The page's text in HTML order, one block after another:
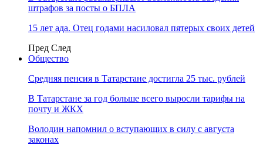
штрафов за посты о БПЛА
15 лет ада. Отец годами насиловал пятерых своих детей
Пред След
Общество
Средняя пенсия в Татарстане достигла 25 тыс. рублей
В Татарстане за год больше всего выросли тарифы на
почту и ЖКХ
Володин напомнил о вступающих в силу с августа
законах